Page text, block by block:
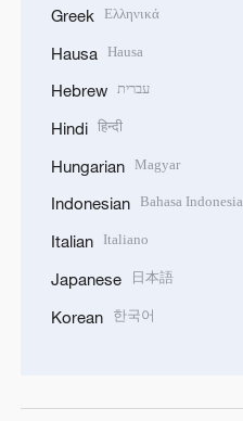
Greek Ελληνικά
Hausa Hausa
Hebrew עברית
Hindi हिन्दी
Hungarian Magyar
Indonesian Bahasa Indonesia
Italian Italiano
Japanese 日本語
Korean 한국어